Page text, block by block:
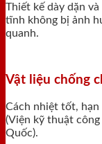
Thiết kế dày dặn
tĩnh không bị ảnh
quanh.
Vật liệu chống
Cách nhiệt tốt, hạn
(Viện kỹ thuật
Quốc).